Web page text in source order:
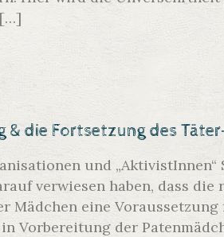
[…]
& die Fortsetzung des
und
verwiesen haben, dass
Mädchen eine
Vorbereitung der